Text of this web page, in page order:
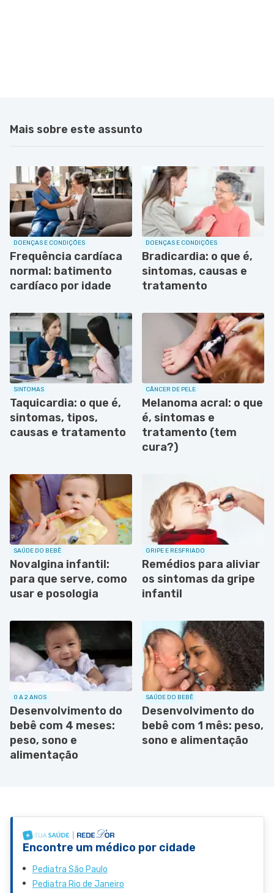
Mais sobre este assunto
DOENÇAS E CONDIÇÕES
Frequência cardíaca
normal: batimento
cardíaco por idade
DOENÇAS E CONDIÇÕES
Bradicardia: o que é,
sintomas, causas e
tratamento
SINTOMAS
Taquicardia: o que é,
sintomas, tipos,
causas e tratamento
CÂNCER DE PELE
Melanoma acral: o que
é, sintomas e
tratamento (tem
cura?)
SAÚDE DO BEBÊ
Novalgina infantil:
para que serve, como
usar e posologia
GRIPE E RESFRIADO
Remédios para aliviar
os sintomas da gripe
infantil
0 A 2 ANOS
Desenvolvimento do
bebê com 4 meses:
peso, sono e
alimentação
SAÚDE DO BEBÊ
Desenvolvimento do
bebê com 1 mês: peso,
sono e alimentação
Encontre um médico por cidade
Pediatra São Paulo
Pediatra Rio de Janeiro